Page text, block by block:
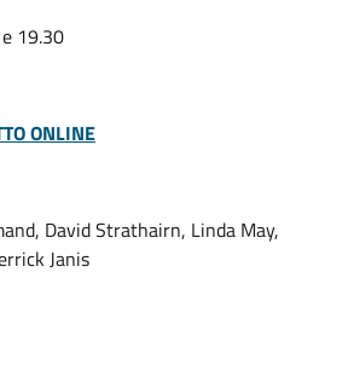
19.30
ONLINE
David Strathairn, Linda May,
Janis